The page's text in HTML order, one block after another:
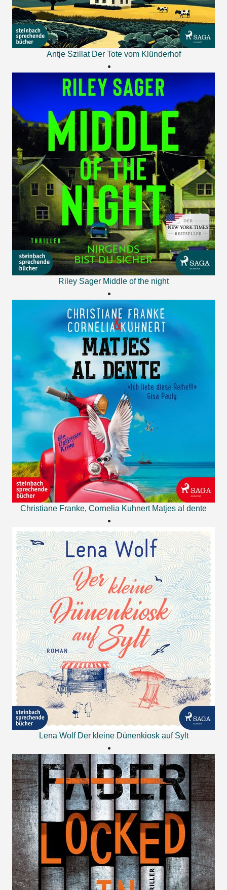
Antje Szillat Der Tote vom Klünderhof
Riley Sager Middle of the night
Christiane Franke, Cornelia Kuhnert Matjes al dente
Lena Wolf Der kleine Dünenkiosk auf Sylt